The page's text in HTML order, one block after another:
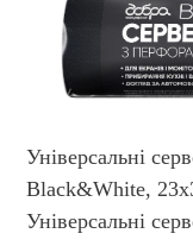
Універсальні
Black&White,
Універсальні